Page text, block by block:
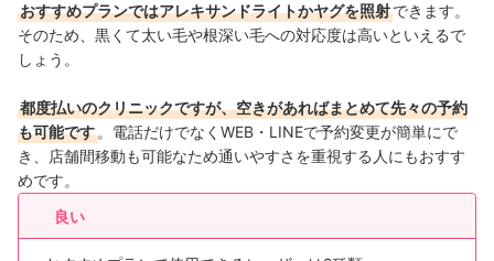
おすすめプランではアレキサンドライトかヤグを照射できます。
そのため、黒くて太い毛や根深い毛への対応度は高いといえるで
しょう。
都度払いのクリニックですが、空きがあればまとめて先々の予約
も可能です 。電話だけでなくWEB・LINEで予約変更が簡単にで
き、店舗間移動も可能なため通いやすさを重視する人にもおすす
めです。
良い